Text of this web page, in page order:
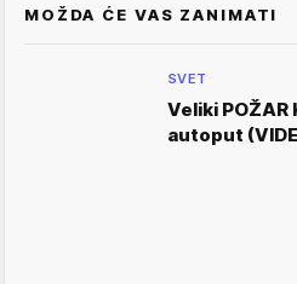
MOŽDA ĆE VAS ZANIMATI
SVET
Veliki POŽAR
autoput